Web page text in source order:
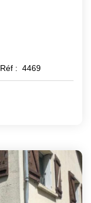
Réf : 4469